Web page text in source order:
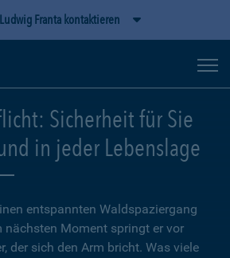
Ludwig Franta kontaktieren
Sicherheit für Sie
in jeder Lebenslage
entspannten Waldspaziergang
nächsten Moment springt er vor
der sich den Arm bricht. Was viele